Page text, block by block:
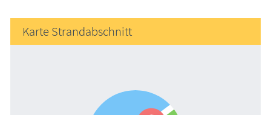
Karte Strandabschnitt